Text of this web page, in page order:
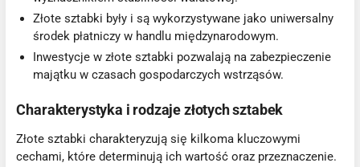
Złote sztabki były i są wykorzystywane jako uniwersalny
środek płatniczy w handlu międzynarodowym.
Inwestycje w złote sztabki pozwalają na zabezpieczenie
majątku w czasach gospodarczych wstrząsów.
Charakterystyka i rodzaje złotych sztabek
Złote sztabki charakteryzują się kilkoma kluczowymi
cechami, które determinują ich wartość oraz przeznaczenie.